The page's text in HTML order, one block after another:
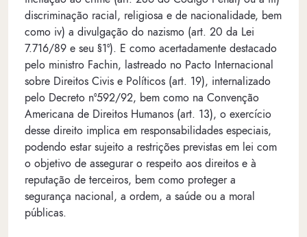
discriminação racial, religiosa e de nacionalidade, bem
como iv) a divulgação do nazismo (art. 20 da Lei
7.716/89 e seu §1º). E como acertadamente destacado
pelo ministro Fachin, lastreado no Pacto Internacional
sobre Direitos Civis e Políticos (art. 19), internalizado
pelo Decreto nº592/92, bem como na Convenção
Americana de Direitos Humanos (art. 13), o exercício
desse direito implica em responsabilidades especiais,
podendo estar sujeito a restrições previstas em lei com
o objetivo de assegurar o respeito aos direitos e à
reputação de terceiros, bem como proteger a
segurança nacional, a ordem, a saúde ou a moral
públicas.